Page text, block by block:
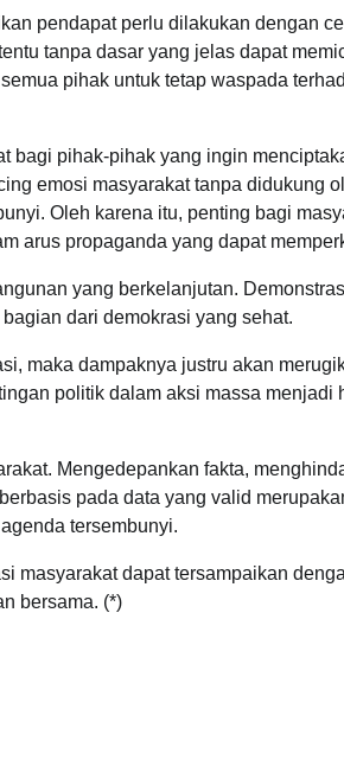
pendapat perlu dilakukan dengan
tanpa dasar yang jelas dapat
pihak untuk tetap waspada
bagi pihak-pihak yang ingin
emosi masyarakat tanpa didukung
Oleh karena itu, penting bagi
arus propaganda yang dapat
yang berkelanjutan.
dari demokrasi yang sehat.
maka dampaknya justru akan
politik dalam aksi massa menjadi
Mengedepankan fakta,
pada data yang valid
tersembunyi.
masyarakat dapat tersampaikan
bersama. (*)